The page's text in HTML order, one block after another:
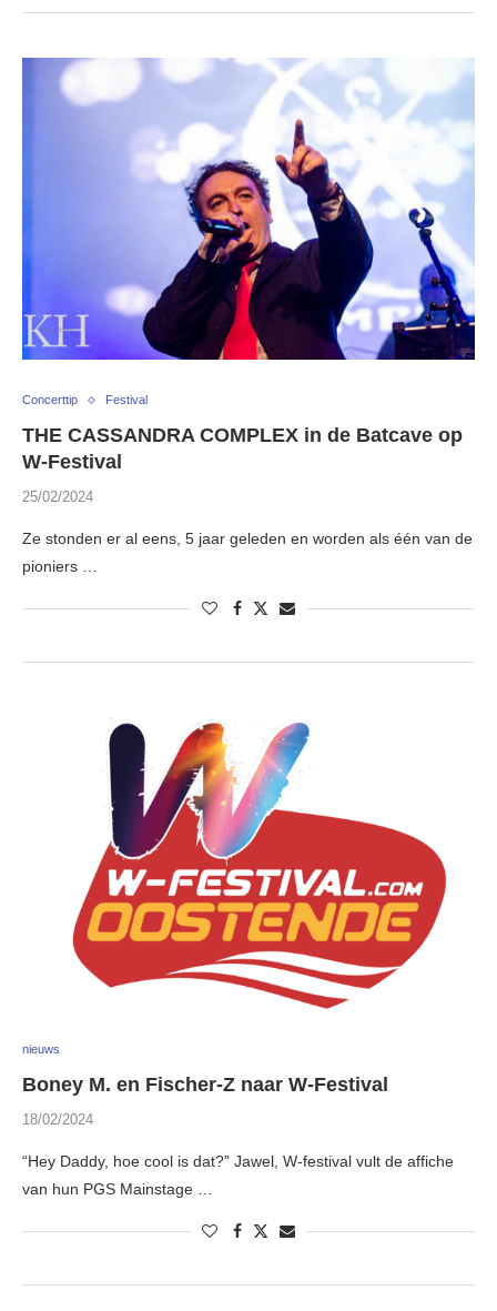
Concerttip Festival
THE CASSANDRA COMPLEX in de Batcave op
W-Festival
25/02/2024
Ze stonden er al eens, 5 jaar geleden en worden als één van de
pioniers …
nieuws
Boney M. en Fischer-Z naar W-Festival
18/02/2024
“Hey Daddy, hoe cool is dat?” Jawel, W-festival vult de affiche
van hun PGS Mainstage …